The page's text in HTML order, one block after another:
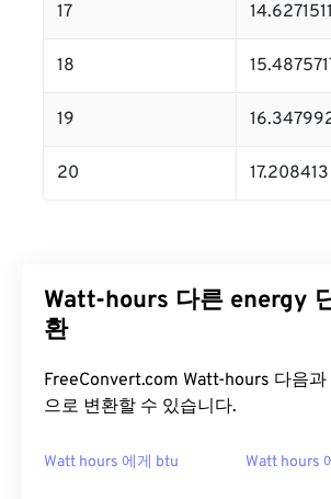
17 14.6271511
18
19
20 17.208413
Watt-hours 다른 energy
환
FreeConvert.com Watt-hours 다음과
으로 변환할 수 있습니다.
Watt hours 에게 btu Watt hours